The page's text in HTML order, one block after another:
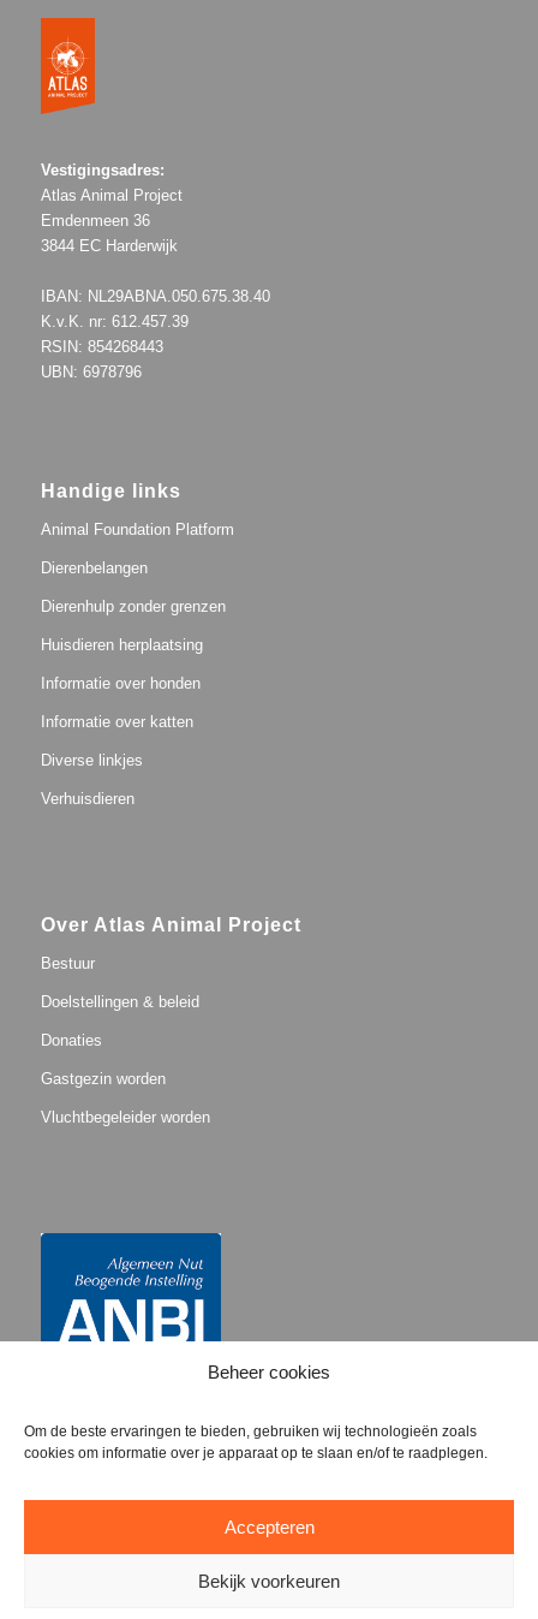
Beheer cookies
Om de beste ervaringen te bieden, gebruiken wij technologieën zoals
cookies om informatie over je apparaat op te slaan en/of te raadplegen.
Accepteren
Bekijk voorkeuren
Vestigingsadres:
Atlas Animal Project
Emdenmeen 36
3844 EC Harderwijk
IBAN: NL29ABNA.050.675.38.40
K.v.K. nr: 612.457.39
RSIN: 854268443
UBN: 6978796
Handige links
Animal Foundation Platform
Dierenbelangen
Dierenhulp zonder grenzen
Huisdieren herplaatsing
Informatie over honden
Informatie over katten
Diverse linkjes
Verhuisdieren
Over Atlas Animal Project
Bestuur
Doelstellingen & beleid
Donaties
Gastgezin worden
Vluchtbegeleider worden